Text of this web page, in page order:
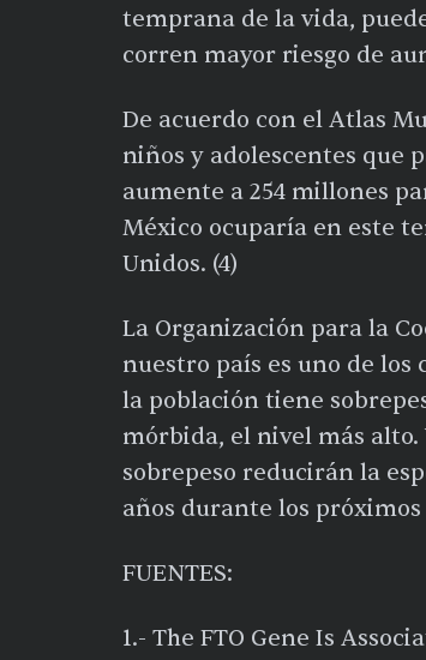
temprana de la vida,
corren mayor riesgo de
De acuerdo con el Atlas
niños y adolescentes que
aumente a 254 millones
México ocuparía en este
Unidos. (4)
La Organización para la
nuestro país es uno de los
la población tiene
mórbida, el nivel más
sobrepeso reducirán la
años durante los próximos
FUENTES:
1.- The FTO Gene Is